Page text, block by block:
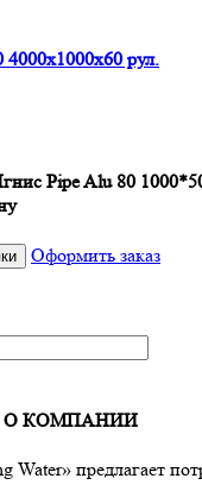
рул.
Pipe Alu 80
Оформить заказ
КОМПАНИИ
Water» предлагает